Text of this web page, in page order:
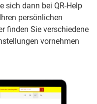
sich dann bei QR-Help
persönlichen
finden Sie verschiedene
vornehmen